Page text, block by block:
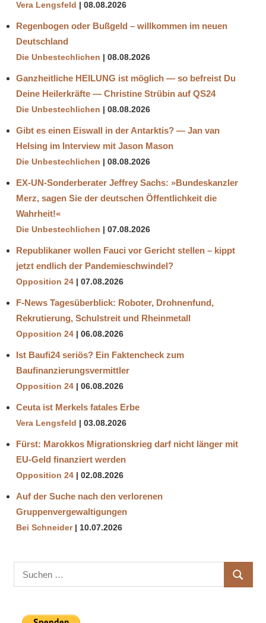
Vera Lengsfeld 08.08.2026
Regenbogen oder Bußgeld – willkommen im neuen
Deutschland
Die Unbestechlichen 08.08.2026
Ganzheitliche HEILUNG ist möglich — so befreist Du
Deine Heilerkräfte — Christine Strübin auf QS24
Die Unbestechlichen 08.08.2026
Gibt es einen Eiswall in der Antarktis? — Jan van
Helsing im Interview mit Jason Mason
Die Unbestechlichen 08.08.2026
EX-UN-Sonderberater Jeffrey Sachs: »Bundeskanzler
Merz, sagen Sie der deutschen Öffentlichkeit die
Wahrheit!«
Die Unbestechlichen 07.08.2026
Republikaner wollen Fauci vor Gericht stellen – kippt
jetzt endlich der Pandemieschwindel?
Opposition 24 07.08.2026
F-News Tagesüberblick: Roboter, Drohnenfund,
Rekrutierung, Schulstreit und Rheinmetall
Opposition 24 06.08.2026
Ist Baufi24 seriös? Ein Faktencheck zum
Baufinanzierungsvermittler
Opposition 24 06.08.2026
Ceuta ist Merkels fatales Erbe
Vera Lengsfeld 03.08.2026
Fürst: Marokkos Migrationskrieg darf nicht länger mit
EU-Geld finanziert werden
Opposition 24 02.08.2026
Auf der Suche nach den verlorenen
Gruppenvergewaltigungen
Bei Schneider 10.07.2026
Suchen
nach:
SUCHEN